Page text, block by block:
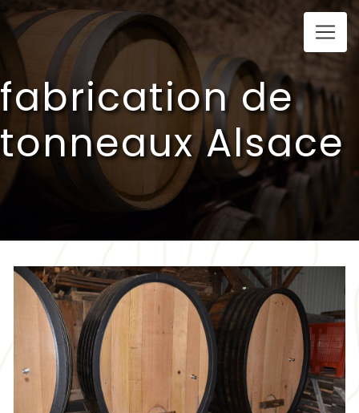
Panneau de gestion des cookies
fabrication de
tonneaux Alsace